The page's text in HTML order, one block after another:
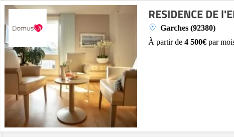
RESIDENCE DE
Garches (92380)
À partir de 4 500€ par